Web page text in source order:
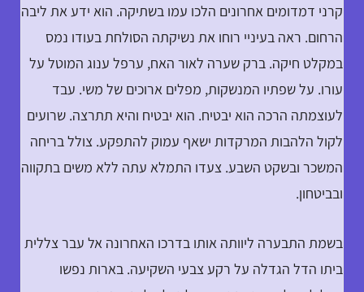
קרני דמדומים אחרונים הלכו עמו בשתיקה. הוא ידע את ליבה
הרחום. ראה בעיניי רוחו את נשיקתה הסולחת בעודו נמס
במקלט חיקה. ברק שערה לאור האח, ערפל ענוג המוטל על
עורו. על שפתיו המנשקות, מפלים ארוכים של משי. עבד
לעוצמתה הרכה הוא יבטיח. הוא יבטיח והיא תתרצה. שרועים
לקול הלהבות המרקדות ישאף עמוק להתפקע. צולל בריחה
המשכר ובשקט השבע. צעדו התמלא עתה ללא משים בתקווה
ובביטחון.
בשמת התבערה ליוותה אותו בדרכו האחרונה אל עבר צללית
ביתו הדל הגדלה על רקע צבעי השקיעה. בארות נפשו